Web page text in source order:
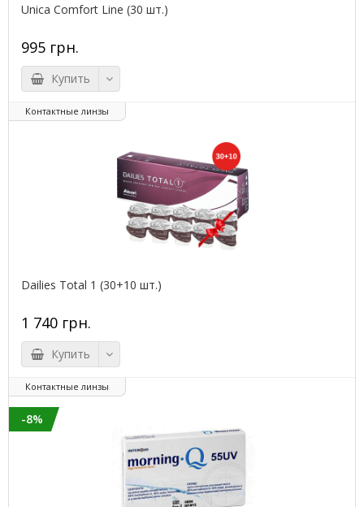
Unica Comfort Line (30 шт.)
995 грн.
Купить
Контактные линзы
Dailies Total 1 (30+10 шт.)
1 740 грн.
Купить
Контактные линзы
-8%